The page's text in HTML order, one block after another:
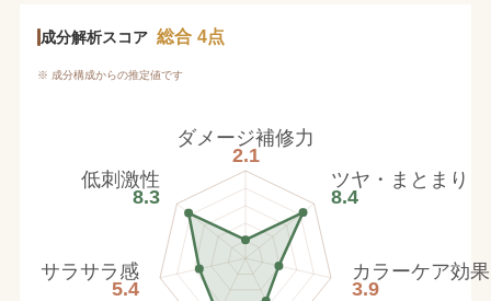
成分解析スコア 総合 4点
※ 成分構成からの推定値です
ダメージ補修力
2.1
ツヤ・まとまり
8.4
カラーケア効果
3.9
サラサラ感
5.4
低刺激性
8.3